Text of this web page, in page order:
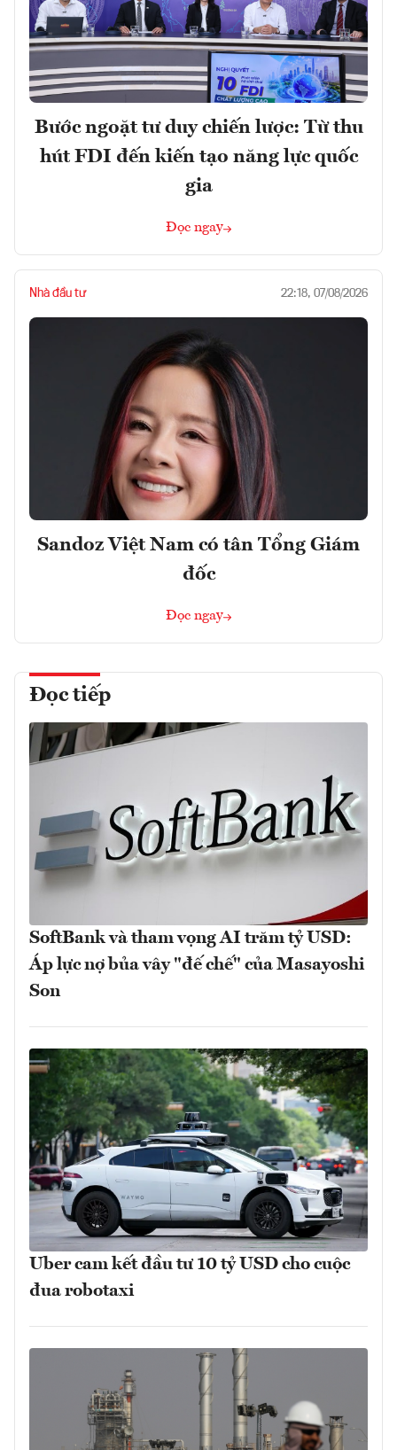
Bước ngoặt tư duy chiến lược: Từ thu
hút FDI đến kiến tạo năng lực quốc
gia
Đọc ngay
Nhà đầu tư 22:18, 07/08/2026
Sandoz Việt Nam có tân Tổng Giám
đốc
Đọc ngay
Đọc tiếp
SoftBank và tham vọng AI trăm tỷ USD:
Áp lực nợ bủa vây "đế chế" của Masayoshi
Son
Uber cam kết đầu tư 10 tỷ USD cho cuộc
đua robotaxi